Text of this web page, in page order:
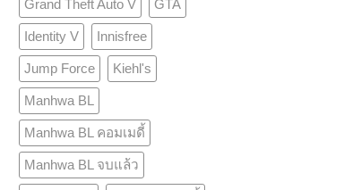
Grand Theft Auto V GTA
Identity V Innisfree
Jump Force Kiehl's
Manhwa BL
Manhwa BL คอมเมดี้
Manhwa BL จบแล้ว